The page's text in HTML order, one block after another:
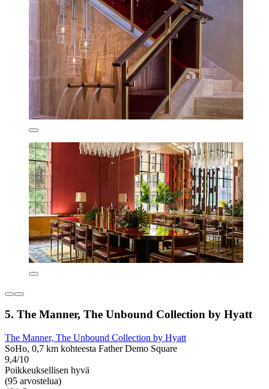
5. The Manner, The Unbound Collection by Hyatt
The Manner, The Unbound Collection by Hyatt
SoHo, 0,7 km kohteesta Father Demo Square
9,4/10
Poikkeuksellisen hyvä
(95 arvostelua)